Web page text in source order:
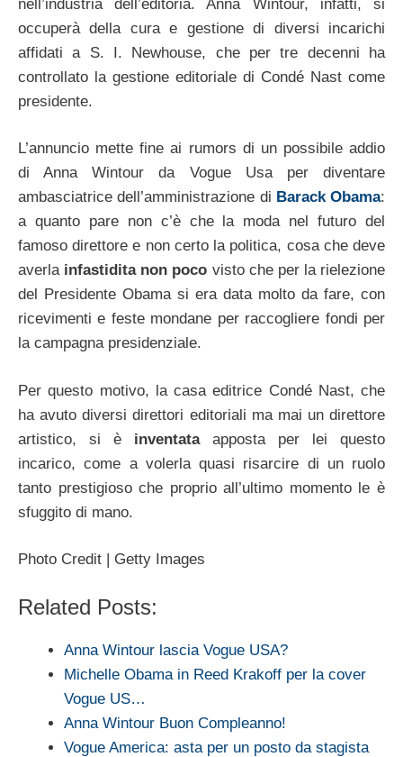
nell’industria dell’editoria. Anna Wintour, infatti, si
occuperà della cura e gestione di diversi incarichi
affidati a S. I. Newhouse, che per tre decenni ha
controllato la gestione editoriale di Condé Nast come
presidente.
L’annuncio mette fine ai rumors di un possibile addio
di Anna Wintour da Vogue Usa per diventare
ambasciatrice dell’amministrazione di Barack Obama:
a quanto pare non c’è che la moda nel futuro del
famoso direttore e non certo la politica, cosa che deve
averla infastidita non poco visto che per la rielezione
del Presidente Obama si era data molto da fare, con
ricevimenti e feste mondane per raccogliere fondi per
la campagna presidenziale.
Per questo motivo, la casa editrice Condé Nast, che
ha avuto diversi direttori editoriali ma mai un direttore
artistico, si è inventataapposta per lei questo
incarico, come a volerla quasi risarcire di un ruolo
tanto prestigioso che proprio all’ultimo momento le è
sfuggito di mano.
Photo Credit | Getty Images
Related Posts:
Anna Wintour lascia Vogue USA?
Michelle Obama in Reed Krakoff per la cover
Vogue US…
Anna Wintour Buon Compleanno!
Vogue America: asta per un posto da stagista